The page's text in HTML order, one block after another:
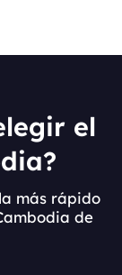
el
más rápido
de